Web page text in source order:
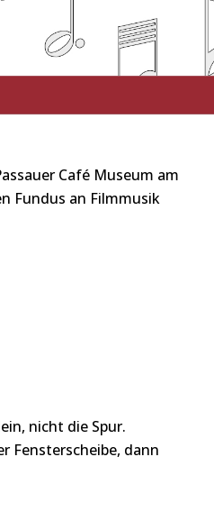
Café Museum am
Fundus an Filmmusik
nicht die Spur.
Fensterscheibe, dann